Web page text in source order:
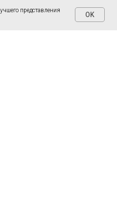
представления
OK